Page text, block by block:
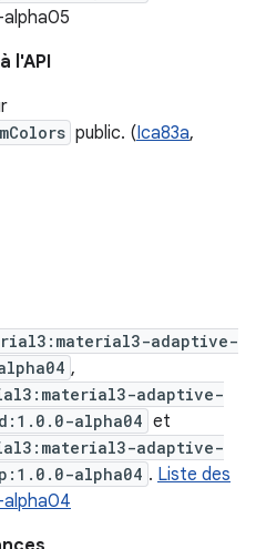
l'API
public. (Ica83a,
adaptive-
,
adaptive-
alpha04 et
adaptive-
alpha04 . Liste des
alpha04